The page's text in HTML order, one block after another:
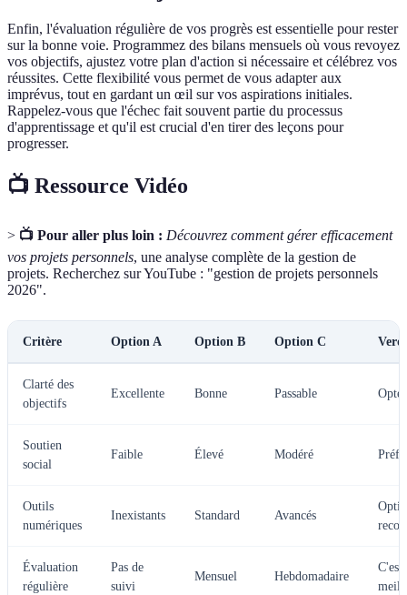
Enfin, l'évaluation régulière de vos progrès est essentielle pour rester
sur la bonne voie. Programmez des bilans mensuels où vous revoyez
vos objectifs, ajustez votre plan d'action si nécessaire et célébrez vos
réussites. Cette flexibilité vous permet de vous adapter aux
imprévus, tout en gardant un œil sur vos aspirations initiales.
Rappelez-vous que l'échec fait souvent partie du processus
d'apprentissage et qu'il est crucial d'en tirer des leçons pour
progresser.
📺 Ressource Vidéo
> 📺 Pour aller plus loin : Découvrez comment gérer efficacement
vos projets personnels, une analyse complète de la gestion de
projets. Recherchez sur YouTube : "gestion de projets personnels
2026".
Critère Option A Option B Option C
Clarté des
objectifs
Excellente Bonne Passable
Soutien
social
Faible Élevé Modéré
Outils
numériques
Inexistants Standard Avancés
Évaluation
régulière
Pas de
suivi
Mensuel Hebdomadaire
C'est